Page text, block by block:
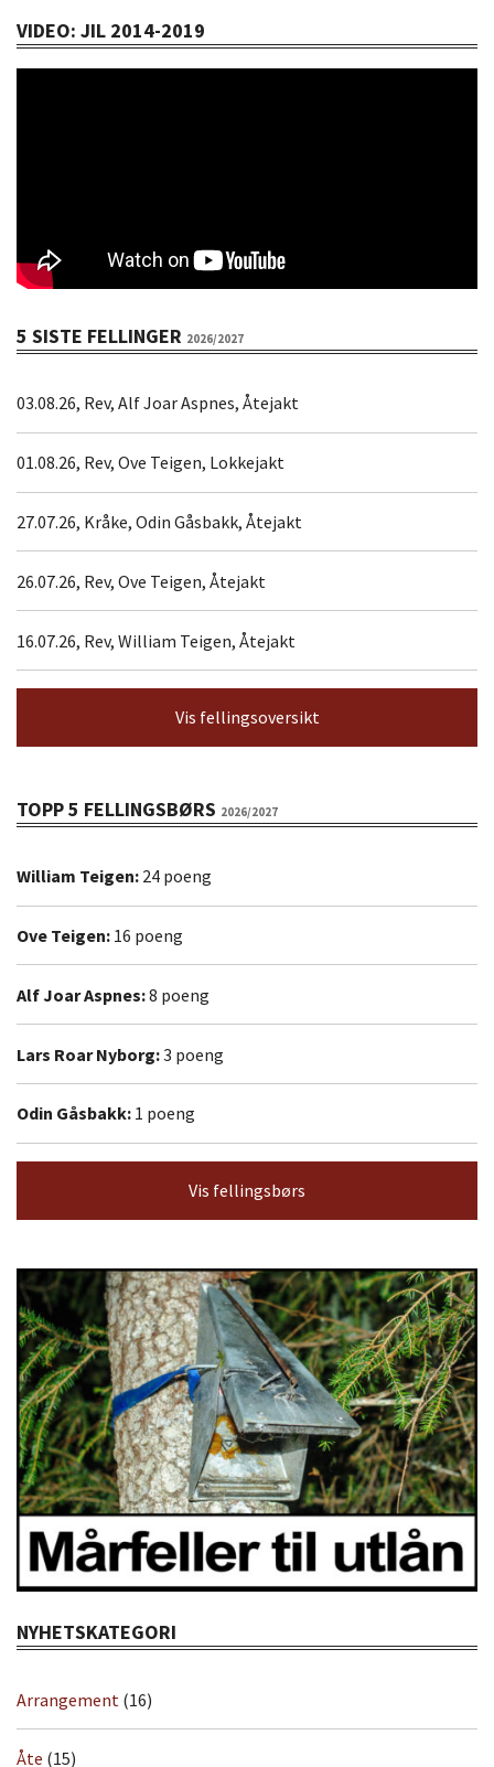
VIDEO: JIL 2014-2019
5 SISTE FELLINGER 2026/2027
03.08.26, Rev, Alf Joar Aspnes, Åtejakt
01.08.26, Rev, Ove Teigen, Lokkejakt
27.07.26, Kråke, Odin Gåsbakk, Åtejakt
26.07.26, Rev, Ove Teigen, Åtejakt
16.07.26, Rev, William Teigen, Åtejakt
Vis fellingsoversikt
TOPP 5 FELLINGSBØRS 2026/2027
William Teigen: 24 poeng
Ove Teigen: 16 poeng
Alf Joar Aspnes:8 poeng
Lars Roar Nyborg:3 poeng
Odin Gåsbakk: 1 poeng
Vis fellingsbørs
NYHETSKATEGORI
Arrangement (16)
Åte (15)